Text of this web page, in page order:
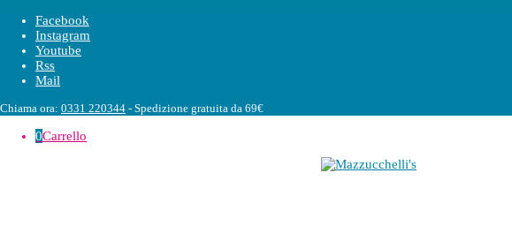
Facebook
Instagram
Youtube
Rss
Mail
Chiama ora: 0331 220344 - Spedizione gratuita da 69€
0Carrello